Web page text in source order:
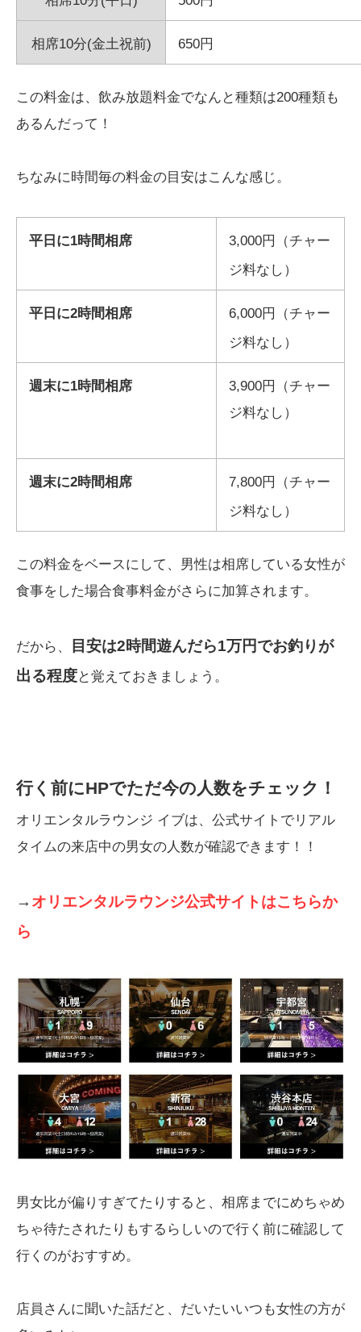
相席10分(金土祝前) 650円
この料金は、飲み放題料金でなんと種類は200種類も
あるんだって！
ちなみに時間毎の料金の目安はこんな感じ。
平日に1時間相席
3,000円（チャー
ジ料なし）
平日に2時間相席
6,000円（チャー
ジ料なし）
週末に1時間相席
3,900円（チャー
ジ料なし）
週末に2時間相席
7,800円（チャー
ジ料なし）
この料金をベースにして、男性は相席している女性が
食事をした場合食事料金がさらに加算されます。
だから、
目安は2時間遊んだら1万円でお釣りが
出る程度と覚えておきましょう。
行く前にHPでただ今の人数をチェック！
オリエンタルラウンジ イブは、公式サイトでリアル
タイムの来店中の男女の人数が確認できます！！
→ オリエンタルラウンジ公式サイトはこちらか
ら
男女比が偏りすぎてたりすると、相席までにめちゃめ
ちゃ待たされたりもするらしいので行く前に確認して
行くのがおすすめ。
店員さんに聞いた話だと、だいたいいつも女性の方が